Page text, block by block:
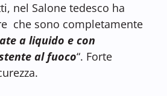
nel Salone tedesco ha
che sono completamente
a liquido e con
al fuoco“. Forte